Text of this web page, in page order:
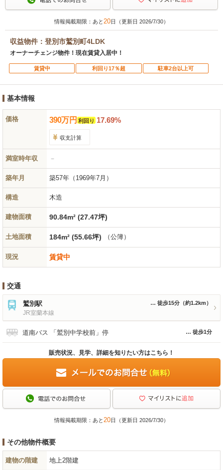
情報掲載期限：あと20日（更新日 2026/7/30）
収益物件：登別市鷲別町4LDK
オーナーチェンジ物件！現在賃貸入居中！
賃貸中 利回り17％超 駐車2台以上可
基本情報
価格 390万円 利回り 17.69%
収支計算
満室時年収 －
築年月 築57年 （1969年7月）
構造 木造
建物面積 90.84m² (27.47坪)
土地面積 184m² (55.66坪) （公簿）
現況 賃貸中
交通
鷲別駅
JR室蘭本線
徒歩15分 （約1.2km）
道南バス 「鷲別中学校前」停 徒歩1分
販売状況、見学、詳細を知りたい方はこちら！
情報掲載期限：あと20日（更新日 2026/7/30）
その他物件概要
建物の階建 地上2階建